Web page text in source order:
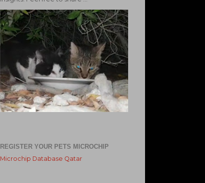
REGISTER YOUR PETS MICROCHIP
Microchip Database Qatar